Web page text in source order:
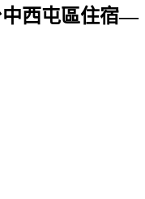
西屯區住宿—